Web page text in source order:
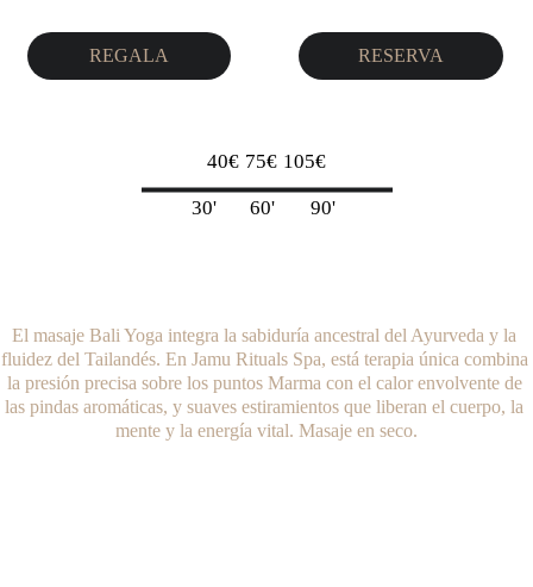
RESERVA
REGALA
40€	75€	105€
30'       60' 	 90'
El masaje Bali Yoga integra la sabiduría ancestral del Ayurveda y la
fluidez del Tailandés. En Jamu Rituals Spa, está terapia única combina
la presión precisa sobre los puntos Marma con el calor envolvente de
las pindas aromáticas, y suaves estiramientos que liberan el cuerpo, la
mente y la energía vital. Masaje en seco.